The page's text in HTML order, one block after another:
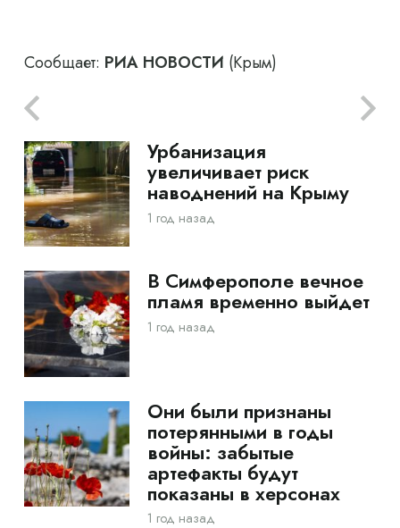
Сообщает: РИА НОВОСТИ (Крым)
Урбанизация
увеличивает риск
наводнений на Крыму
1 год назад
В Симферополе вечное
пламя временно выйдет
1 год назад
Они были признаны
потерянными в годы
войны: забытые
артефакты будут
показаны в херсонах
1 год назад